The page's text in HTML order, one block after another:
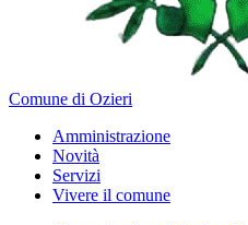
Comune di Ozieri
Amministrazione
Novità
Servizi
Vivere il comune